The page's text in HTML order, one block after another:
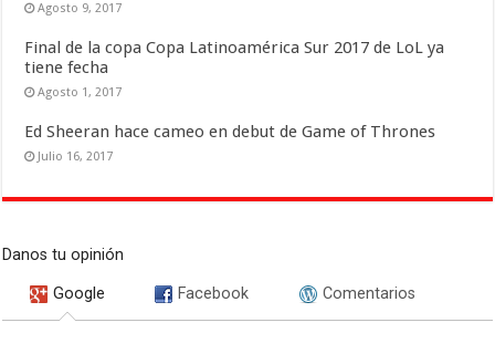
Agosto 9, 2017
Final de la copa Copa Latinoamérica Sur 2017 de LoL ya
tiene fecha
Agosto 1, 2017
Ed Sheeran hace cameo en debut de Game of Thrones
Julio 16, 2017
Danos tu opinión
Google Facebook Comentarios